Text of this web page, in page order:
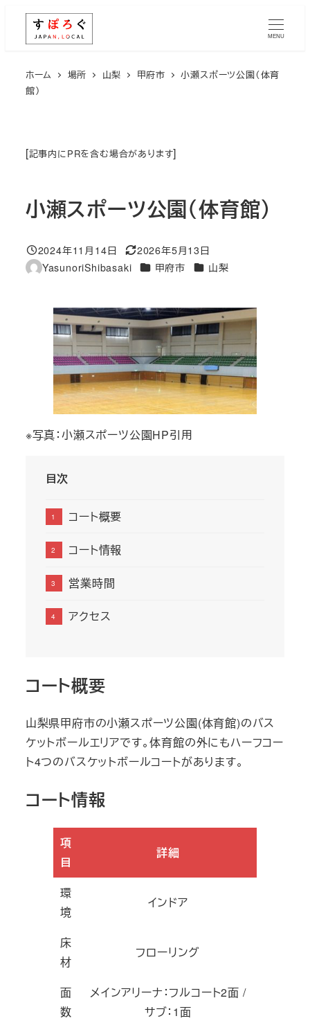
MENU
ホーム 場所 山梨 甲府市
小瀬スポーツ公園（体育
館）
[記事内にPRを含む場合があります]
小瀬スポーツ公園（体育館）
投稿日
2024年11月14日
更新日
2026年5月13日
著
YasunoriShibasaki エリア甲府市 エリア山梨
※写真：小瀬スポーツ公園HP引用
目次
コート概要
コート情報
営業時間
アクセス
コート概要
山梨県甲府市の小瀬スポーツ公園(体育館)のバス
ケットボールエリアです。体育館の外にもハーフコー
ト4つのバスケットボールコートがあります。
コート情報
項
目
詳細
環
境
インドア
床
材
フローリング
面
数
メインアリーナ：フルコート2面 /
サブ：1面